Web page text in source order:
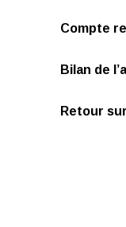
Compte
Bilan de
Retour